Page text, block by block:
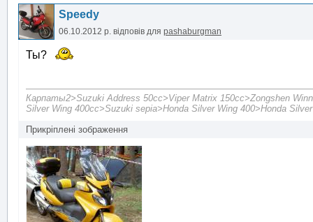
Speedy
06.10.2012 р. відповів для pashaburgman
Ты?
Карпаты2>Suzuki Address 50cc>Viper Matrix 150cc>Zongshen
Silver Wing 400cc>Suzuki sepia>Honda Silver Wing 400>Honda
Прикріплені зображення